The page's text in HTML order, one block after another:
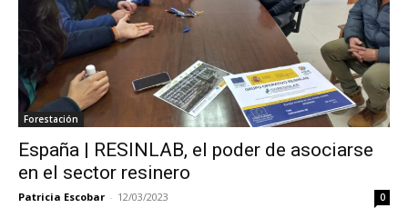
Forestación
España | RESINLAB, el poder de asociarse
en el sector resinero
Patricia Escobar - 12/03/2023 0